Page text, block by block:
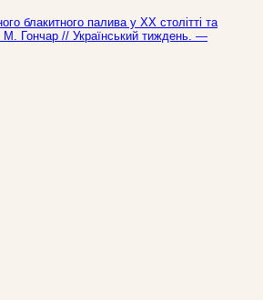
блакитного палива у ХХ столітті та
М. Гончар // Український тиждень. —